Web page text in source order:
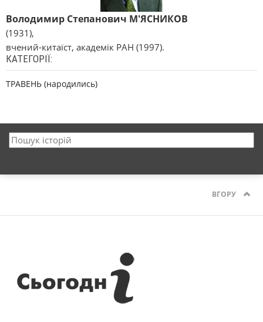
Володимир Степанович М'ЯСНИКОВ
(1931),
вчений-китаїст, академік РАН (1997).
КАТЕГОРІЇ:
ТРАВЕНЬ (народились)
ВГОРУ